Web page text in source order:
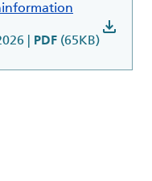
| PDF (65KB)
download